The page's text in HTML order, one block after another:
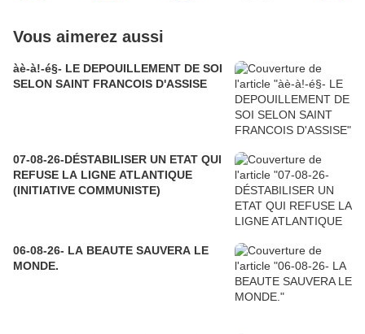
Vous aimerez aussi
àè-à!-é§- LE DEPOUILLEMENT DE SOI
SELON SAINT FRANCOIS D'ASSISE
07-08-26-DÉSTABILISER UN ETAT QUI
REFUSE LA LIGNE ATLANTIQUE
(INITIATIVE COMMUNISTE)
06-08-26- LA BEAUTE SAUVERA LE
MONDE.